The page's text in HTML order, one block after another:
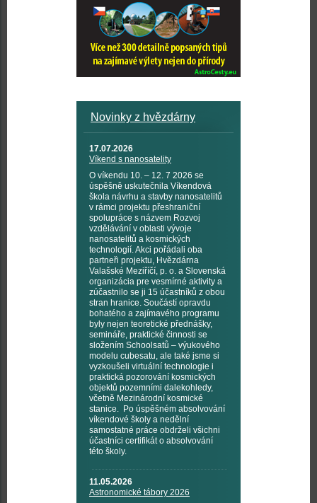
Novinky z hvězdárny
17.07.2026
Víkend s nanosatelity
O víkendu 10. – 12. 7 2026 se
úspěšně uskutečnila Víkendová
škola návrhu a stavby nanosatelitů
v rámci projektu přeshraniční
spolupráce s názvem Rozvoj
vzdělávání v oblasti vývoje
nanosatelitů a kosmických
technologií. Akci pořádali oba
partneři projektu, Hvězdárna
Valašské Meziříčí, p. o. a Slovenská
organizácia pre vesmírné aktivity a
zúčastnilo se ji 15 účastníků z obou
stran hranice. Součástí opravdu
bohatého a zajímavého programu
byly nejen teoretické přednášky,
semináře, praktické činnosti se
složením Schoolsatů – výukového
modelu cubesatu, ale také jsme si
vyzkoušeli virtuální technologie i
praktická pozorování kosmických
objektů pozemními dalekohledy,
včetně Mezinárodní kosmické
stanice. Po úspěšném absolvování
víkendové školy a nedělní
samostatné práce obdrželi všichni
účastníci certifikát o absolvování
této školy.
11.05.2026
Astronomické tábory 2026